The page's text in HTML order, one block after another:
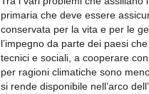
primaria che deve essere
conservata per la vita e per le
l’impegno da parte dei paesi
tecnici e sociali, a cooperare
per ragioni climatiche sono
si rende disponibile nell’arco